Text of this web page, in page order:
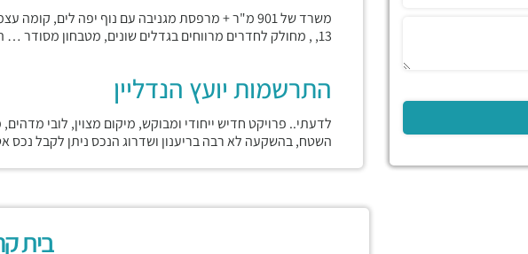
משרד של 901 מ"ר + מרפסת מגניבה עם נוף יפה לים,
13, , מחולק לחדרים מרווחים בגדלים שונים, מטבחון מסודר … הנכס דורש ריענון ושדרוג.
התרשמות יועץ הנדליין
לדעתי.. פרויקט חדיש ייחודי ומבוקש, מיקום מצוין, לובי
השטח, בהשקעה לא רבה בריענון ושדרוג הנכס ניתן לקבל
בית